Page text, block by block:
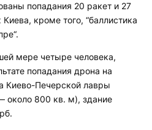
попадания 20 ракет и 27
кроме того, “баллистика
мере четыре человека,
попадания дрона на
Киево-Печерской лавры
около 800 кв. м), здание